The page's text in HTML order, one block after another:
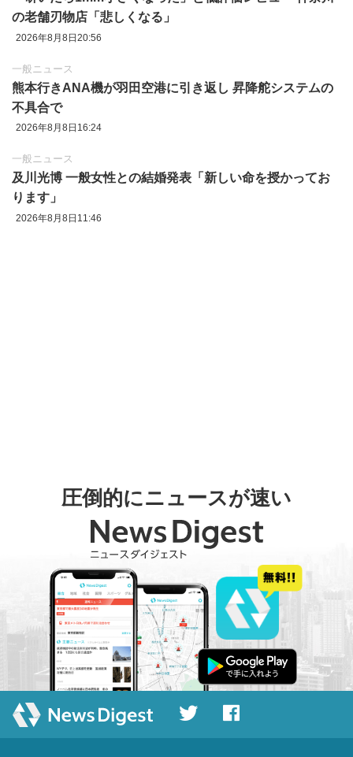
の老舗刃物店「悲しくなる」
2026年8月8日20:56
一般ニュース
熊本行きANA機が羽田空港に引き返し 昇降舵システムの
不具合で
2026年8月8日16:24
一般ニュース
及川光博 一般女性との結婚発表「新しい命を授かってお
ります」
2026年8月8日11:46
圧倒的にニュースが速い